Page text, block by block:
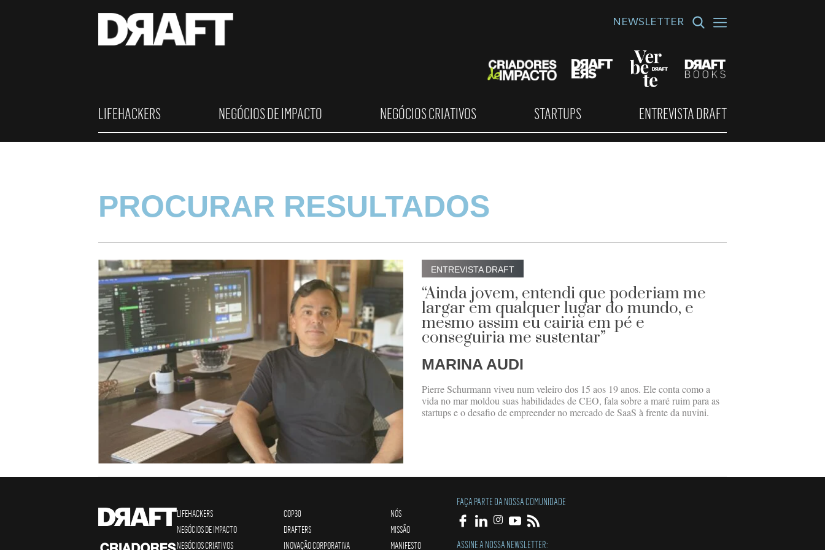
NEWSLETTER
LIFEHACKERS NEGÓCIOS DE IMPACTO NEGÓCIOS CRIATIVOS STARTUPS ENTREVISTA DRAFT
PROCURAR RESULTADOS
ENTREVISTA DRAFT
“Ainda jovem, entendi que poderiam me
largar em qualquer lugar do mundo, e
mesmo assim eu cairia em pé e
conseguiria me sustentar”
MARINA AUDI
Pierre Schurmann viveu num veleiro dos 15 aos 19 anos. Ele conta como a
vida no mar moldou suas habilidades de CEO, fala sobre a maré ruim para as
startups e o desafio de empreender no mercado de SaaS à frente da nuvini.
LIFEHACKERS
NEGÓCIOS DE IMPACTO
NEGÓCIOS CRIATIVOS
COP30
DRAFTERS
INOVAÇÃO CORPORATIVA
NÓS
MISSÃO
MANIFESTO
FAÇA PARTE DA NOSSA COMUNIDADE
ASSINE A NOSSA NEWSLETTER: